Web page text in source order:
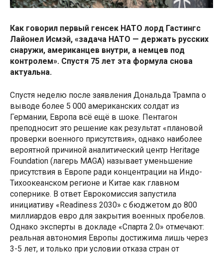
Как говорил первый генсек НАТО лорд Гастингс
Лайонел Исмэй, «задача НАТО — держать русских
снаружи, американцев внутри, а немцев под
контролем». Спустя 75 лет эта формула снова
актуальна.
Спустя неделю после заявления Дональда Трампа о
выводе более 5 000 американских солдат из
Германии, Европа всё ещё в шоке. Пентагон
преподносит это решение как результат «плановой
проверки военного присутствия», однако наиболее
вероятной причиной аналитический центр Heritage
Foundation (лагерь MAGA) называет уменьшение
присутствия в Европе ради концентрации на Индо-
Тихоокеанском регионе и Китае как главном
сопернике. В ответ Еврокомиссия запустила
инициативу «Readiness 2030» с бюджетом до 800
миллиардов евро для закрытия военных пробелов.
Однако эксперты в докладе «Спарта 2.0» отмечают:
реальная автономия Европы достижима лишь через
3-5 лет, и только при условии отказа стран от